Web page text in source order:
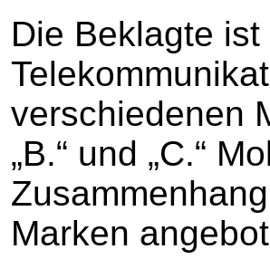
Die Beklagte ist
verschiedenen
„B.“ und „C.“
Marken